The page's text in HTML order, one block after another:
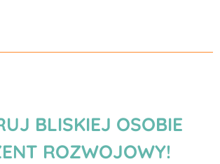
BLISKIEJ OSOBIE
ROZWOJOWY!